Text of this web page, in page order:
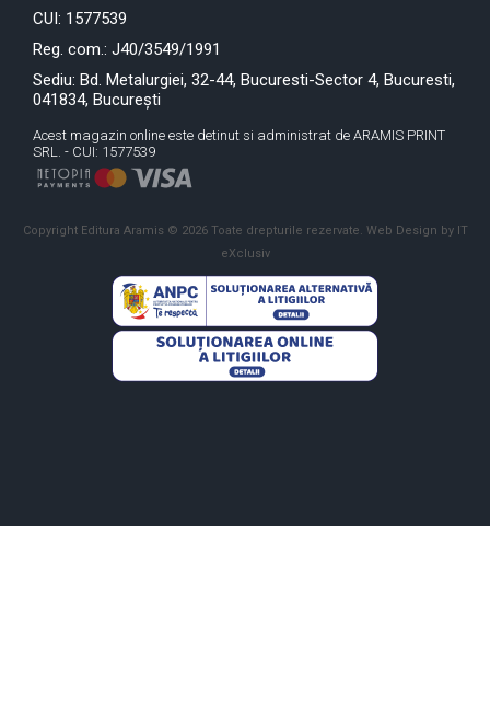
CUI: 1577539
Reg. com.: J40/3549/1991
Sediu: Bd. Metalurgiei, 32-44, Bucuresti-Sector 4, Bucuresti,
041834, București
Acest magazin online este detinut si administrat de ARAMIS PRINT
SRL. - CUI: 1577539
Copyright Editura Aramis © 2026 Toate drepturile rezervate. Web Design by IT
eXclusiv